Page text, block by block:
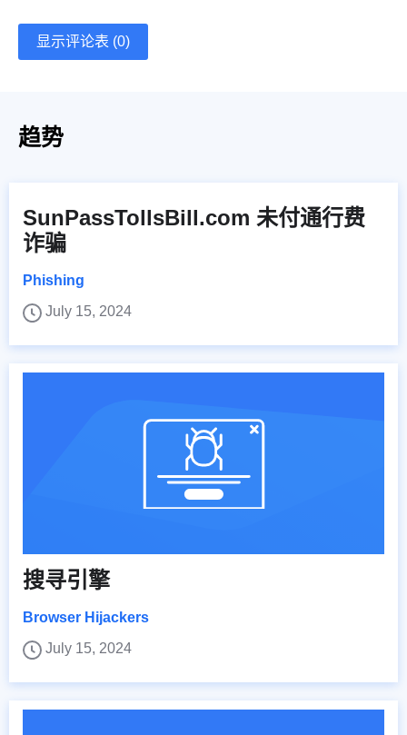
显示评论表 (0)
趋势
SunPassTollsBill.com 未付通行费
诈骗
Phishing
July 15, 2024
搜寻引擎
Browser Hijackers
July 15, 2024